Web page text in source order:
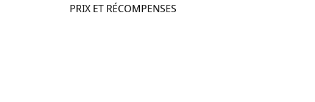
PRIX ET RÉCOMPENSES